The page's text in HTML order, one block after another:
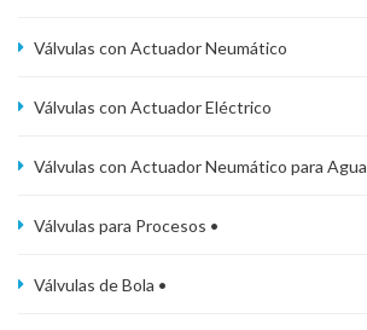
Válvulas con Actuador Neumático
Válvulas con Actuador Eléctrico
Válvulas con Actuador Neumático para Agua
Válvulas para Procesos •
Válvulas de Bola •